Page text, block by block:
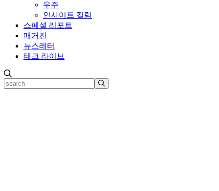
우주
인사이트 컬럼
스페셜 리포트
매거진
뉴스레터
테크 라이브